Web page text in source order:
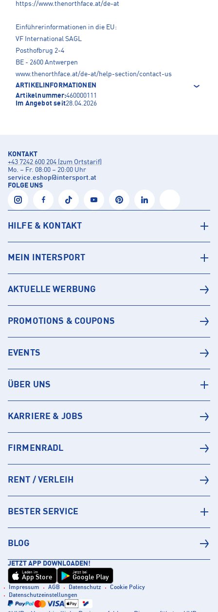
https://www.thenorthface.at/de-at
Einführerinformationen in die EU:
VF International SAGL
Posthofbrug 2-4
BE - 2600 Antwerpen
www.thenorthface.at/de-at/help-section/contact-us
ARTIKELINFORMATIONEN
Artikelnummer:460000111
Im Angebot seit28.04.2026
KONTAKT
+43 7242 600 204 (zum Ortstarif)
Mo. – Fr. 08:00 – 20:00 Uhr
service.eshop@intersport.at
FOLGE UNS
HILFE & KONTAKT
MEIN INTERSPORT
AKTUELLE WERBUNG
PROMOTIONS & COUPONS
EVENTS
ÜBER UNS
KARRIERE & JOBS
FIRMENRADL
RENT / VERLEIH
BESTER SERVICE
BLOG
JETZT APP DOWNLOADEN!
Laden im
App Store
Jetzt bei
Google Play
Impressum AGB Datenschutz
Cookie Policy
Datenschutzeinstellungen